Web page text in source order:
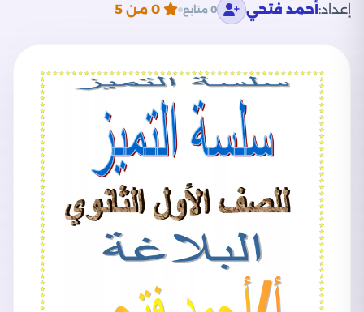
إعداد: أحمد فتحي 0 متابع 0 من 5